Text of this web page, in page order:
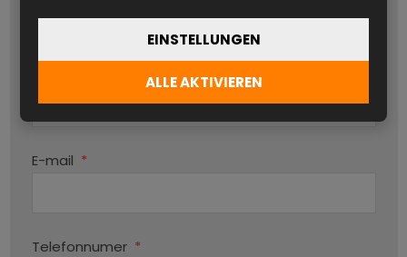
E-mail *
Telefonnumer *
EINSTELLUNGEN
ALLE AKTIVIEREN